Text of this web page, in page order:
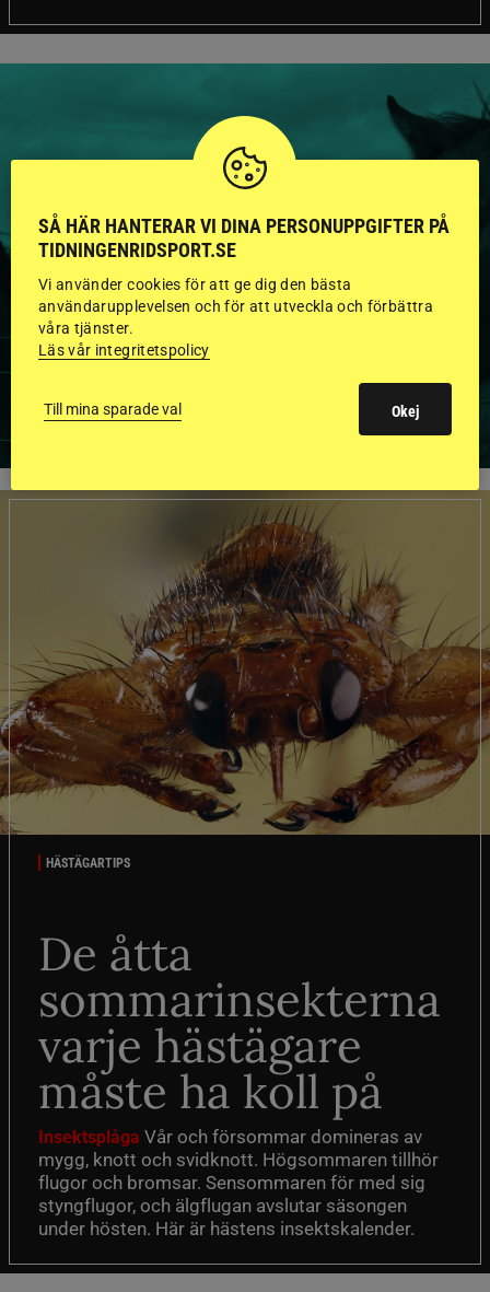
HINGSTAR ONLINE
GODKÄNDA HINGSTAR I
FLERA KATEGORIER MED
BILDER OCH FAKTA
VISA ALLA HINGSTAR
HÄSTÄGARTIPS
De åtta
sommarinsekterna
varje hästägare
måste ha koll på
Insektsplåga Vår och försommar domineras av
mygg, knott och svidknott. Högsommaren tillhör
flugor och bromsar. Sensommaren för med sig
styngflugor, och älgflugan avslutar säsongen
under hösten. Här är hästens insektskalender.
SÅ HÄR HANTERAR VI DINA PERSONUPPGIFTER PÅ
TIDNINGENRIDSPORT.SE
Vi använder cookies för att ge dig den bästa
användarupplevelsen och för att utveckla och förbättra
våra tjänster.
Läs vår integritetspolicy
Till mina sparade val Okej